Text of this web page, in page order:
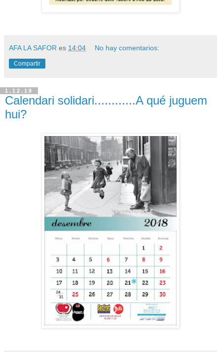
AFA LA SAFOR es 14:04 No hay comentarios:
Compartir
1.12.18
Calendari solidari............A qué juguem
hui?